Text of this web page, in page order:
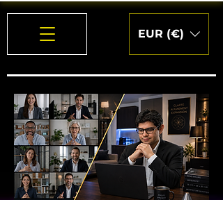
EUR (€)